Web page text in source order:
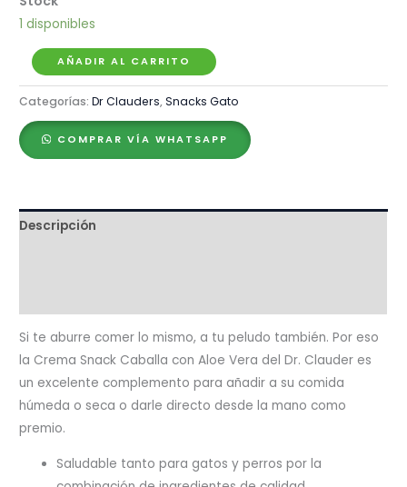
1 disponibles
Dr.
Clauder's
Creme
Snack
Caballa
Vera
sticks
cantidad
AÑADIR AL CARRITO
Categorías:Dr Clauders,Snacks Gato
COMPRAR VÍA WHATSAPP
Descripción
Si te aburre comer lo mismo, a tu peludo también. Por eso
la Crema Snack Caballa con Aloe Vera del Dr. Clauder es
un excelente complemento para añadir a su comida
húmeda o seca o darle directo desde la mano como
premio.
Saludable tanto para gatos y perros por la